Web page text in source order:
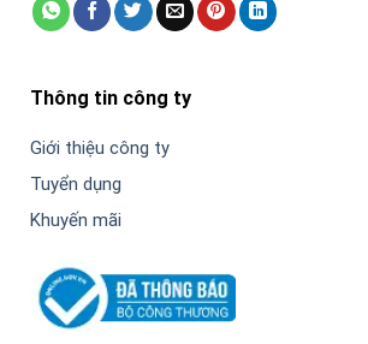
Thông tin công ty
Giới thiệu công ty
Tuyển dụng
Khuyến mãi